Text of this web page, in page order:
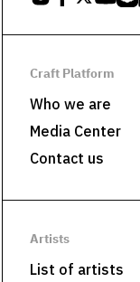
Craft Platform
Who we are
Media Center
Contact us
Artists
List of artists